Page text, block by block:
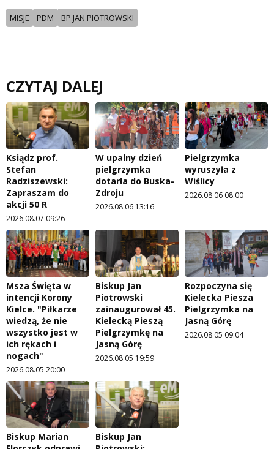
MISJE PDM BP JAN PIOTROWSKI
CZYTAJ DALEJ
Ksiądz prof.
Stefan
Radziszewski:
Zapraszam do
akcji 50 R
2026.08.07 09:26
W upalny dzień
pielgrzymka
dotarła do Buska-
Zdroju
2026.08.06 13:16
Pielgrzymka
wyruszyła z
Wiślicy
2026.08.06 08:00
Msza Święta w
intencji Korony
Kielce. "Piłkarze
wiedzą, że nie
wszystko jest w
ich rękach i
nogach"
2026.08.05 20:00
Biskup Jan
Piotrowski
zainaugurował 45.
Kielecką Pieszą
Pielgrzymkę na
Jasną Górę
2026.08.05 19:59
Rozpoczyna się
Kielecka Piesza
Pielgrzymka na
Jasną Górę
2026.08.05 09:04
Biskup Marian
Biskup Jan